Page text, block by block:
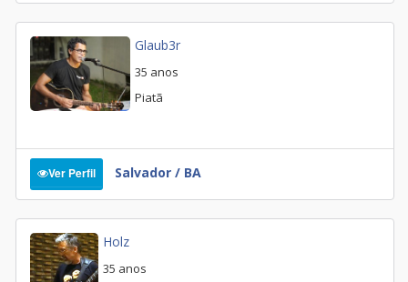
Glaub3r
35 anos
Piatã
Ver Perfil Salvador / BA
Holz
35 anos